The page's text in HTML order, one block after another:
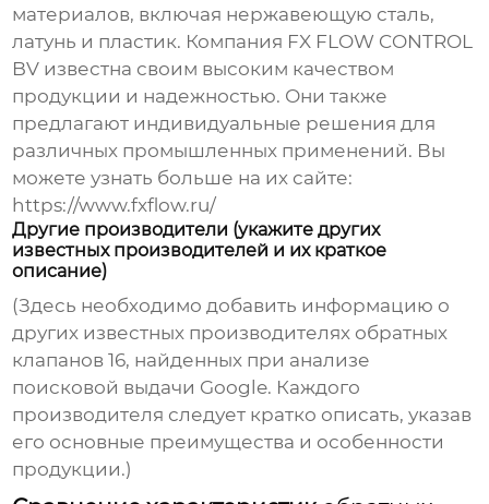
материалов, включая нержавеющую сталь,
латунь и пластик. Компания FX FLOW CONTROL
BV известна своим высоким качеством
продукции и надежностью. Они также
предлагают индивидуальные решения для
различных промышленных применений. Вы
можете узнать больше на их сайте:
https://www.fxflow.ru/
Другие производители (укажите других
известных производителей и их краткое
описание)
(Здесь необходимо добавить информацию о
других известных производителях обратных
клапанов 16, найденных при анализе
поисковой выдачи Google. Каждого
производителя следует кратко описать, указав
его основные преимущества и особенности
продукции.)